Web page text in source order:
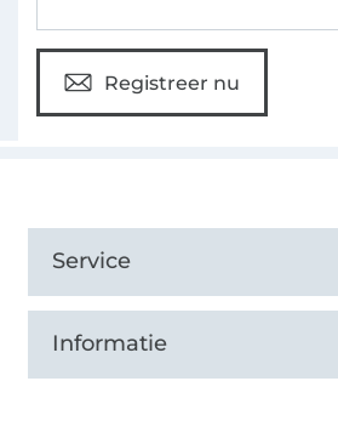
Registreer nu
Service
Informatie